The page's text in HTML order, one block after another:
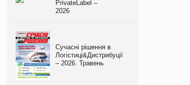
PrivateLabel –
2026
Сучасні рішення в
Логістиці&Дистрибуції
– 2026. Травень